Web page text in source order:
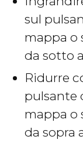
sul
mappa o
da sotto
Ridurre
pulsante
mappa o
da sopra